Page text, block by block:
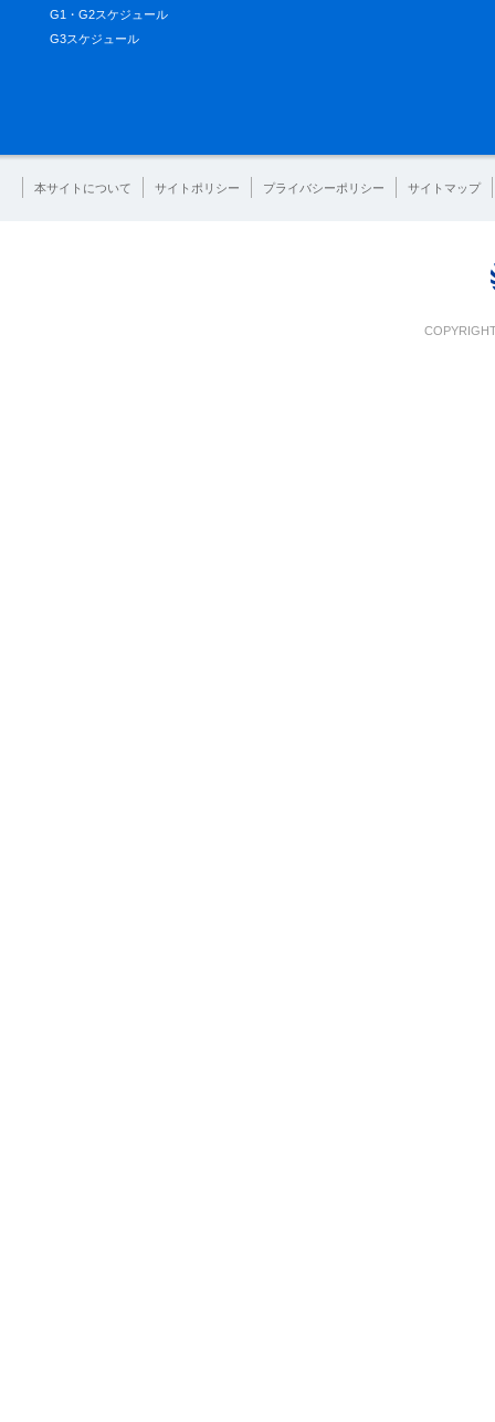
G1・G2スケジュール
G3スケジュール
本サイトについて サイトポリシー プライバシーポリシー サイトマップ